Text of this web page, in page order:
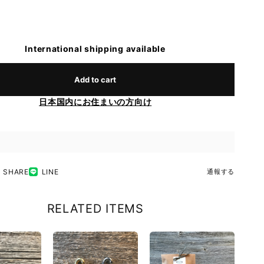
International shipping available
Add to cart
日本国内にお住まいの方向け
SHARE LINE 通報する
RELATED ITEMS